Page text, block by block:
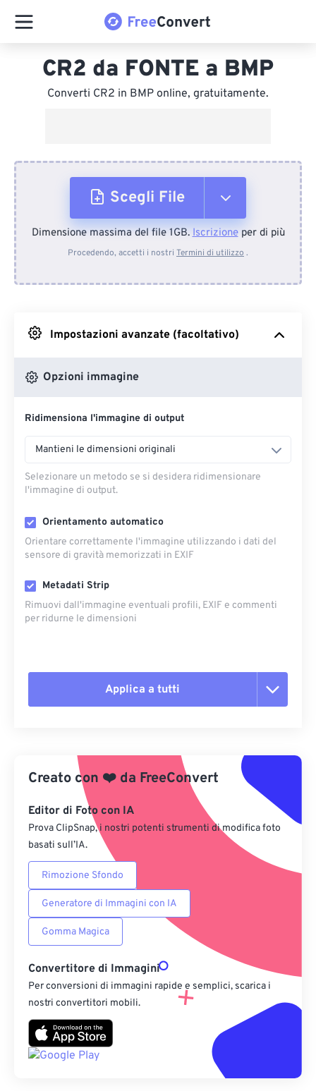
CR2 da FONTE a BMP
Converti CR2 in BMP online, gratuitamente.
Scegli File
Dal dispositivo
Da Google Drive
Dimensione massima del file 1GB.Iscrizioneper di più
Procedendo, accetti i nostri Termini di utilizzo .
Impostazioni avanzate (facoltativo)
Opzioni immagine
Ridimensiona l'immagine di output
Mantieni le dimensioni originali
Selezionare un metodo se si desidera ridimensionare
l'immagine di output.
Orientamento automatico
Orientare correttamente l'immagine utilizzando i dati del
sensore di gravità memorizzati in EXIF
Metadati Strip
Rimuovi dall'immagine eventuali profili, EXIF ​​e commenti
per ridurne le dimensioni
Applica a tutti
Applica da preimpostazione
Salva come predefinito
Creato con ❤️ da FreeConvert
Editor di Foto con IA
Prova ClipSnap, i nostri potenti strumenti di modifica foto
basati sull’IA.
Rimozione Sfondo
Generatore di Immagini con IA
Gomma Magica
Convertitore di Immagini
Per conversioni di immagini rapide e semplici, scarica i
nostri convertitori mobili.